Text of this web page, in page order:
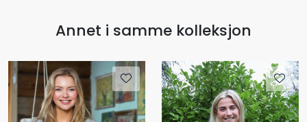
Annet i samme kolleksjon